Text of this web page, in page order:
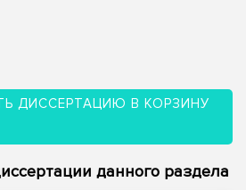
ДИССЕРТАЦИЮ В КОРЗИНУ
данного раздела